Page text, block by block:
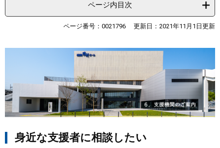
しごと・産業・観光
まちづくり
県政情報
ページ内目次
ページ番号：0021796 更新日：2021年11月1日更新
身近な支援者に相談したい